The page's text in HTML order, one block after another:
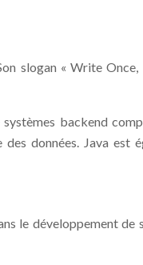
slogan « Write
backend
données. Java est
développement de